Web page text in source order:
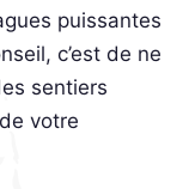
puissantes
c’est de ne
sentiers
votre